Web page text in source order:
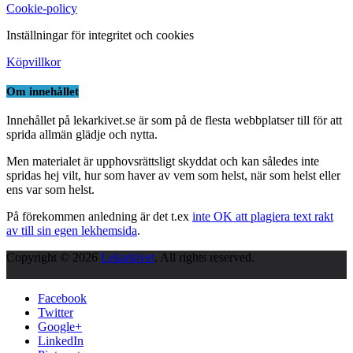
Cookie-policy
Inställningar för integritet och cookies
Köpvillkor
Om innehållet
Innehållet på lekarkivet.se är som på de flesta webbplatser till för att
sprida allmän glädje och nytta.
Men materialet är upphovsrättsligt skyddat och kan således inte
spridas hej vilt, hur som haver av vem som helst, när som helst eller
ens var som helst.
På förekommen anledning är det t.ex inte OK att plagiera text rakt
av till sin egen lekhemsida.
Copyright © 2026 Lekarkivet. All rights reserved.
Facebook
Twitter
Google+
LinkedIn